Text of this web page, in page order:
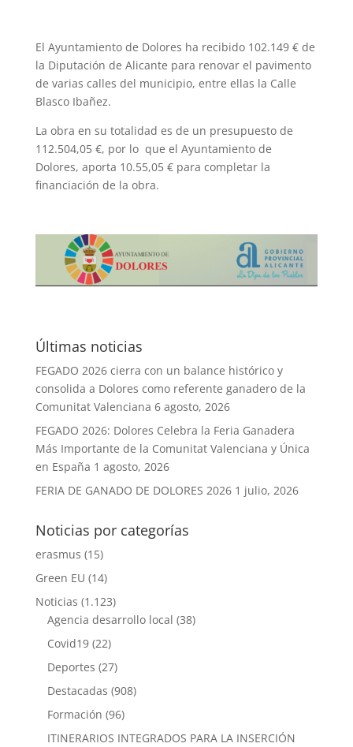
El Ayuntamiento de Dolores ha recibido 102.149 € de
la Diputación de Alicante para renovar el pavimento
de varias calles del municipio, entre ellas la Calle
Blasco Ibañez.
La obra en su totalidad es de un presupuesto de
112.504,05 €, por lo que el Ayuntamiento de
Dolores, aporta 10.55,05 € para completar la
financiación de la obra.
Últimas noticias
FEGADO 2026 cierra con un balance histórico y
consolida a Dolores como referente ganadero de la
Comunitat Valenciana 6 agosto, 2026
FEGADO 2026: Dolores Celebra la Feria Ganadera
Más Importante de la Comunitat Valenciana y Única
en España 1 agosto, 2026
FERIA DE GANADO DE DOLORES 2026 1 julio, 2026
Noticias por categorías
erasmus (15)
Green EU (14)
Noticias (1.123)
Agencia desarrollo local (38)
Covid19(22)
Deportes (27)
Destacadas (908)
Formación (96)
ITINERARIOS INTEGRADOS PARA LA INSERCIÓN